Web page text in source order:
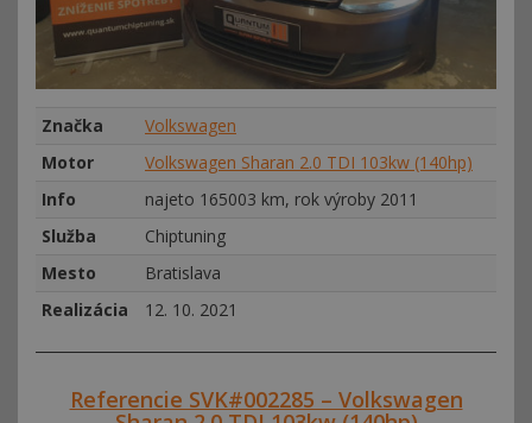
Značka
Volkswagen
Motor
Volkswagen Sharan 2.0 TDI 103kw (140hp)
Info
najeto 165003 km, rok výroby 2011
Služba
Chiptuning
Mesto
Bratislava
Realizácia
12. 10. 2021
Referencie SVK#002285 – Volkswagen